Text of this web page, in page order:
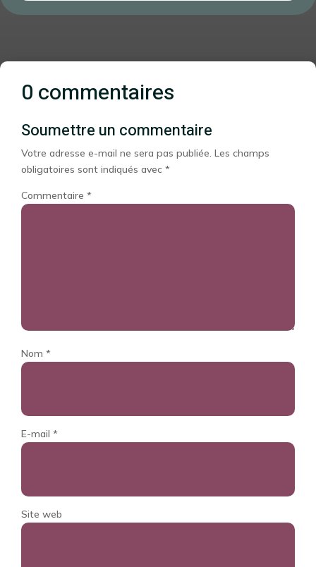
0 commentaires
Soumettre un commentaire
Votre adresse e-mail ne sera pas publiée. Les champs
obligatoires sont indiqués avec *
Commentaire *
Nom *
E-mail *
Site web